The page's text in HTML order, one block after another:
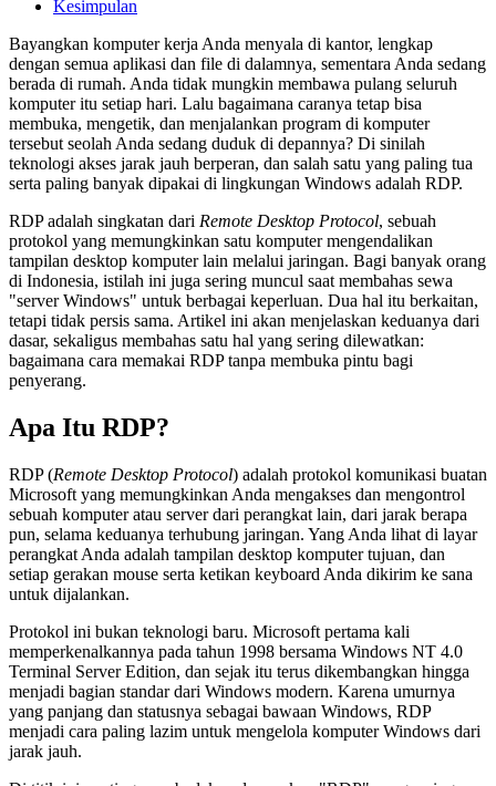
Kesimpulan
Bayangkan komputer kerja Anda menyala di kantor, lengkap
dengan semua aplikasi dan file di dalamnya, sementara Anda sedang
berada di rumah. Anda tidak mungkin membawa pulang seluruh
komputer itu setiap hari. Lalu bagaimana caranya tetap bisa
membuka, mengetik, dan menjalankan program di komputer
tersebut seolah Anda sedang duduk di depannya? Di sinilah
teknologi akses jarak jauh berperan, dan salah satu yang paling tua
serta paling banyak dipakai di lingkungan Windows adalah RDP.
RDP adalah singkatan dari Remote Desktop Protocol, sebuah
protokol yang memungkinkan satu komputer mengendalikan
tampilan desktop komputer lain melalui jaringan. Bagi banyak orang
di Indonesia, istilah ini juga sering muncul saat membahas sewa
"server Windows" untuk berbagai keperluan. Dua hal itu berkaitan,
tetapi tidak persis sama. Artikel ini akan menjelaskan keduanya dari
dasar, sekaligus membahas satu hal yang sering dilewatkan:
bagaimana cara memakai RDP tanpa membuka pintu bagi
penyerang.
Apa Itu RDP?
RDP (Remote Desktop Protocol) adalah protokol komunikasi buatan
Microsoft yang memungkinkan Anda mengakses dan mengontrol
sebuah komputer atau server dari perangkat lain, dari jarak berapa
pun, selama keduanya terhubung jaringan. Yang Anda lihat di layar
perangkat Anda adalah tampilan desktop komputer tujuan, dan
setiap gerakan mouse serta ketikan keyboard Anda dikirim ke sana
untuk dijalankan.
Protokol ini bukan teknologi baru. Microsoft pertama kali
memperkenalkannya pada tahun 1998 bersama Windows NT 4.0
Terminal Server Edition, dan sejak itu terus dikembangkan hingga
menjadi bagian standar dari Windows modern. Karena umurnya
yang panjang dan statusnya sebagai bawaan Windows, RDP
menjadi cara paling lazim untuk mengelola komputer Windows dari
jarak jauh.